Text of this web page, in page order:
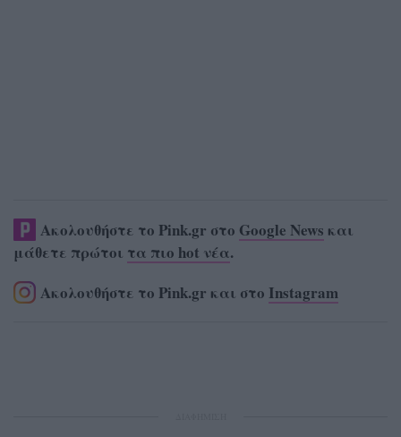
Ακολουθήστε το Pink.gr στο Google News και
μάθετε πρώτοι τα πιο hot νέα.
Ακολουθήστε το Pink.gr και στο Instagram